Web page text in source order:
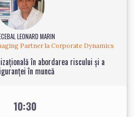
LEONARD MARIN
Partner la Corporate Dynamics
în abordarea riscului și a
în muncă
10:30